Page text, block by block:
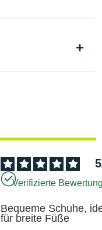
5
Verifizierte
Bequeme Schuhe,
für breite Füße